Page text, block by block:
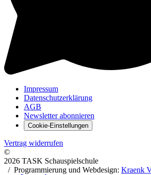
Impressum
Datenschutzerklärung
AGB
Newsletter abonnieren
Cookie-Einstellungen
Vertrag widerrufen
©
2026 TASK Schauspielschule
/ Programmierung und Webdesign: Kraenk